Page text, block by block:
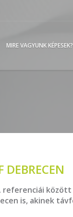
MIRE VAGYUNK KÉPESEK?
DEBRECEN
referenciái
is, akinek